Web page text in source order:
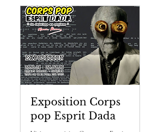
Exposition Corps
pop Esprit Dada